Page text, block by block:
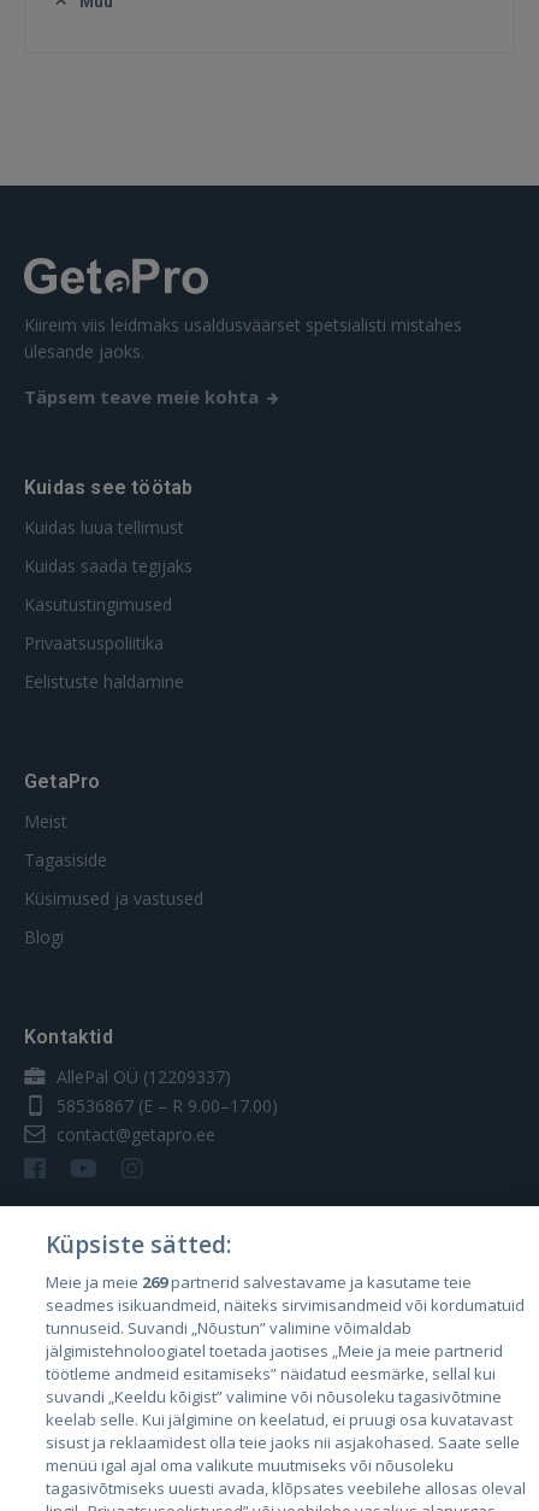
 Sign in with Apple
Ei ole veel registreerunud?
REGISTREERIMINE
Kiireim viis leidmaks usaldusväärset spetsialisti mistahes
ülesande jaoks.
Täpsem teave meie kohta
Kuidas see töötab
Kuidas luua tellimust
Kuidas saada tegijaks
Kasutustingimused
Privaatsuspoliitika
Eelistuste haldamine
GetaPro
Meist
Tagasiside
Küsimused ja vastused
Blogi
Kontaktid
AllePal OÜ (12209337)
58536867 (E – R 9.00–17.00)
contact@getapro.ee
Riigid
Eesti
Läti
Leedu
Küpsiste sätted:
Meie ja meie 269partnerid salvestavame ja kasutame teie
seadmes isikuandmeid, näiteks sirvimisandmeid või kordumatuid
tunnuseid. Suvandi „Nõustun” valimine võimaldab
jälgimistehnoloogiatel toetada jaotises „Meie ja meie partnerid
töötleme andmeid esitamiseks” näidatud eesmärke, sellal kui
suvandi „Keeldu kõigist” valimine või nõusoleku tagasivõtmine
keelab selle. Kui jälgimine on keelatud, ei pruugi osa kuvatavast
sisust ja reklaamidest olla teie jaoks nii asjakohased. Saate selle
menüü igal ajal oma valikute muutmiseks või nõusoleku
tagasivõtmiseks uuesti avada, klõpsates veebilehe allosas oleval